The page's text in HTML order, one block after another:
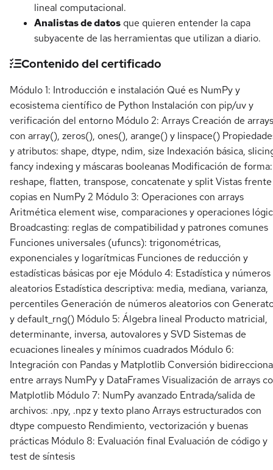
lineal computacional.
Analistas de datos que quieren entender la capa
subyacente de las herramientas que utilizan a diario.
Contenido del certificado
Módulo 1: Introducción e instalación Qué es NumPy y
ecosistema científico de Python Instalación con pip/uv y
verificación del entorno Módulo 2: Arrays Creación de arrays
con array(), zeros(), ones(), arange() y linspace()
y atributos: shape, dtype, ndim, size Indexación básica,
fancy indexing y máscaras booleanas Modificación de forma:
reshape, flatten, transpose, concatenate y split Vistas
copias en NumPy 2 Módulo 3: Operaciones con arrays
Aritmética element wise, comparaciones y operaciones
Broadcasting: reglas de compatibilidad y patrones comunes
Funciones universales (ufuncs): trigonométricas,
exponenciales y logarítmicas Funciones de reducción y
estadísticas básicas por eje Módulo 4: Estadística y números
aleatorios Estadística descriptiva: media, mediana, varianza,
percentiles Generación de números aleatorios con
y default_rng() Módulo 5: Álgebra lineal Producto matricial,
determinante, inversa, autovalores y SVD Sistemas de
ecuaciones lineales y mínimos cuadrados Módulo 6:
Integración con Pandas y Matplotlib Conversión
entre arrays NumPy y DataFrames Visualización de arrays
Matplotlib Módulo 7: NumPy avanzado Entrada/salida de
archivos: .npy, .npz y texto plano Arrays estructurados con
dtype compuesto Rendimiento, vectorización y buenas
prácticas Módulo 8: Evaluación final Evaluación de código y
test de síntesis